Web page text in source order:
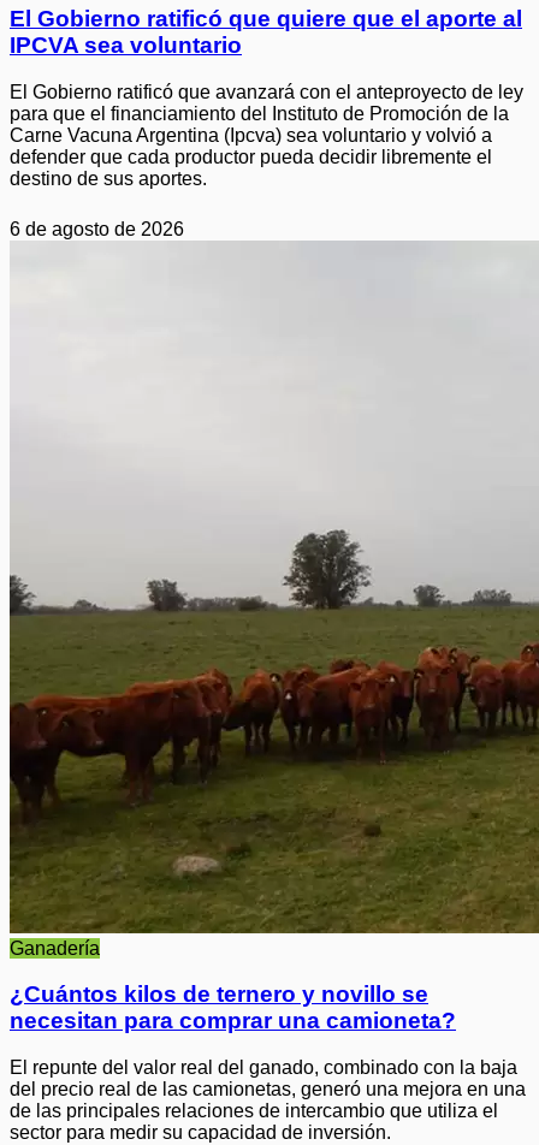
El Gobierno ratificó que quiere que el aporte al
IPCVA sea voluntario
El Gobierno ratificó que avanzará con el anteproyecto de ley
para que el financiamiento del Instituto de Promoción de la
Carne Vacuna Argentina (Ipcva) sea voluntario y volvió a
defender que cada productor pueda decidir libremente el
destino de sus aportes.
6 de agosto de 2026
Ganadería
¿Cuántos kilos de ternero y novillo se
necesitan para comprar una camioneta?
El repunte del valor real del ganado, combinado con la baja
del precio real de las camionetas, generó una mejora en una
de las principales relaciones de intercambio que utiliza el
sector para medir su capacidad de inversión.